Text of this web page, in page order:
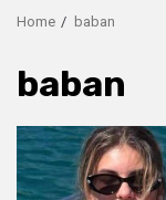
Home baban
baban